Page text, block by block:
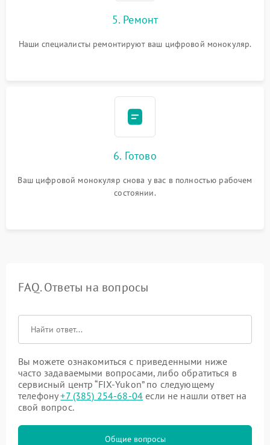
5. Ремонт
Наши специалисты ремонтируют ваш цифровой монокуляр.
6. Готово
Ваш цифровой монокуляр снова у вас в полностью рабочем
состоянии.
FAQ. Ответы на вопросы
Вы можете ознакомиться с приведенными ниже
часто задаваемыми вопросами, либо обратиться в
сервисный центр “FIX-Yukon” по следующему
телефону+7 (385) 254-68-04 если не нашли ответ на
свой вопрос.
Общие вопросы